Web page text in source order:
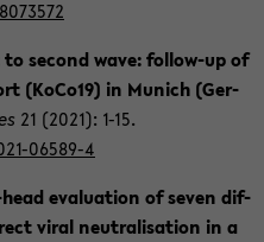
se­cond wave: follow-​up of
(KoCo19) in Mu­nich (Ger­
21 (2021): 1-15.
06589-4
eva­lua­ti­on of seven dif­
viral neu­tra­li­sa­ti­on in a